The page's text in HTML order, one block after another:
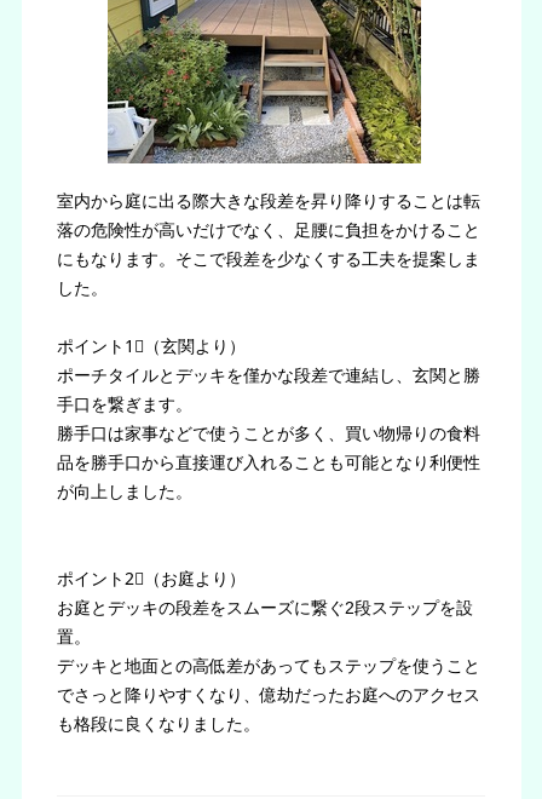
室内から庭に出る際大きな段差を昇り降りすることは転
落の危険性が高いだけでなく、足腰に負担をかけること
にもなります。そこで段差を少なくする工夫を提案しま
した。
ポイント1⃣（玄関より）
ポーチタイルとデッキを僅かな段差で連結し、玄関と勝
手口を繋ぎます。
勝手口は家事などで使うことが多く、買い物帰りの食料
品を勝手口から直接運び入れることも可能となり利便性
が向上しました。
ポイント2⃣（お庭より）
お庭とデッキの段差をスムーズに繋ぐ2段ステップを設
置。
デッキと地面との高低差があってもステップを使うこと
でさっと降りやすくなり、億劫だったお庭へのアクセス
も格段に良くなりました。